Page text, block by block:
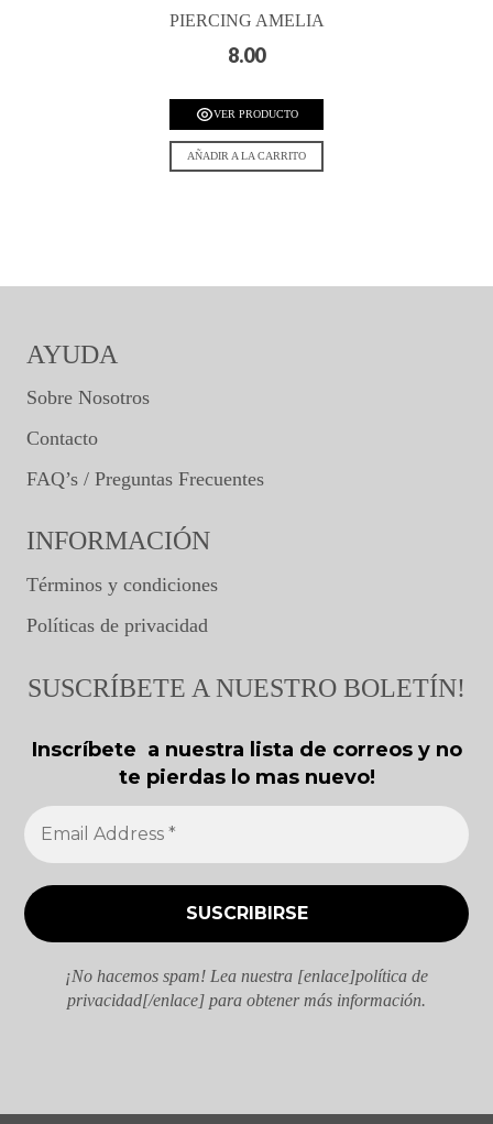
PIERCING AMELIA
8.00
VER PRODUCTO
AÑADIR A LA CARRITO
AYUDA
Sobre Nosotros
Contacto
FAQ’s / Preguntas Frecuentes
INFORMACIÓN
Términos y condiciones
Políticas de privacidad
SUSCRÍBETE A NUESTRO BOLETÍN!
Inscríbete a nuestra lista de correos y no
te pierdas lo mas nuevo!
¡No hacemos spam! Lea nuestra [enlace]política de
privacidad[/enlace] para obtener más información.